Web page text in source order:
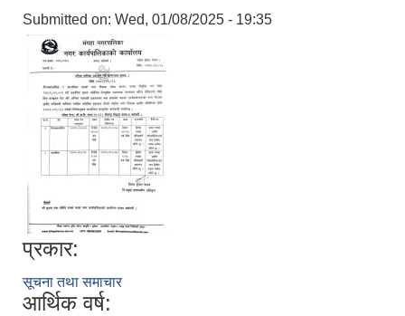
Submitted on: Wed, 01/08/2025 - 19:35
प्रकार:
सूचना तथा समाचार
आर्थिक वर्ष: